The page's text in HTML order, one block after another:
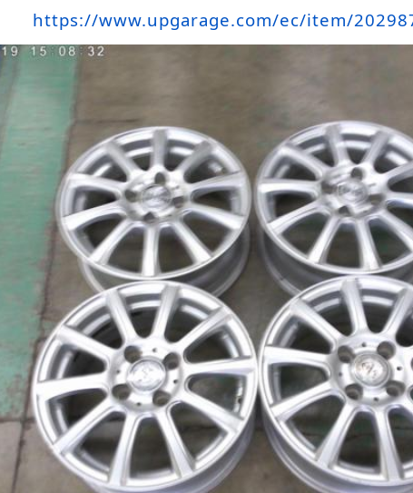
https://www.upgarage.com/ec/item/